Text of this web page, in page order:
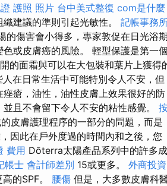
護照 照片 台中美式整復 com是什麼
建議的準則引起光敏性。 記帳事務
的傷害會小得多，專家敦促在日光浴期
或皮膚癌的風險。 輕型保護是第一個
的面霜與可以在大包裝和葉片上獲得
人在日常生活中可能特別令人不安，但
痤瘡，油性，油性皮膚上效果很好的防
且不會留下令人不安的粘性感覺。
皮膚護理程序的一部分的問題，而是
因此在戶外度過的時間內和之後，您
費用 Dōterra太陽產品系列中的許多成
帳士 會計師差別 15或更多。 外商投資
的SPF。 腰傷 但是，大多數皮膚科